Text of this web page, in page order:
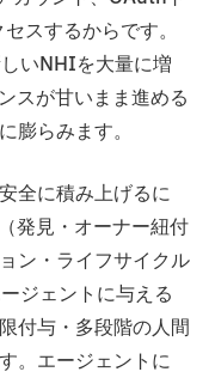
スするからです。
いNHIを大量に増
スが甘いまま進める
膨らみます。
全に積み上げるに
発見・オーナー紐付
ン・ライフサイクル
ジェントに与える
付与・多段階の人間
。エージェントに